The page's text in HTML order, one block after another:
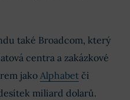
také Broadcom, který
centra a zakázkové
jako Alphabet či
miliard dolarů.